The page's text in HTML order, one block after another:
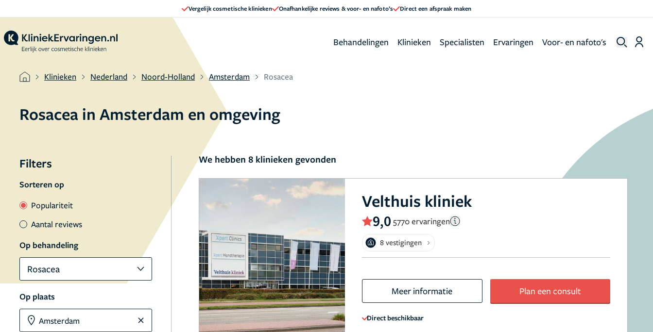
Vergelijk cosmetische klinieken Onafhankelijke reviews & voor- en nafoto’s Direct een afspraak maken
Behandelingen Klinieken Specialisten Ervaringen Voor- en nafoto's
Klinieken Nederland Noord-Holland Amsterdam Rosacea
Rosacea in Amsterdam en omgeving
Filters
Sorteren op
Populariteit
Aantal reviews
Op behandeling
Rosacea
Op plaats
We hebben 8 klinieken gevonden
Velthuis kliniek
9,0 5770 ervaringen
8 vestigingen
Meer informatie Plan een consult
Direct beschikbaar